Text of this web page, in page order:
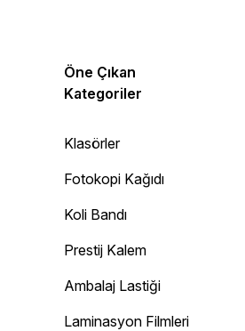
Öne Çıkan
Kategoriler
Klasörler
Fotokopi Kağıdı
Koli Bandı
Prestij Kalem
Ambalaj Lastiği
Laminasyon Filmleri